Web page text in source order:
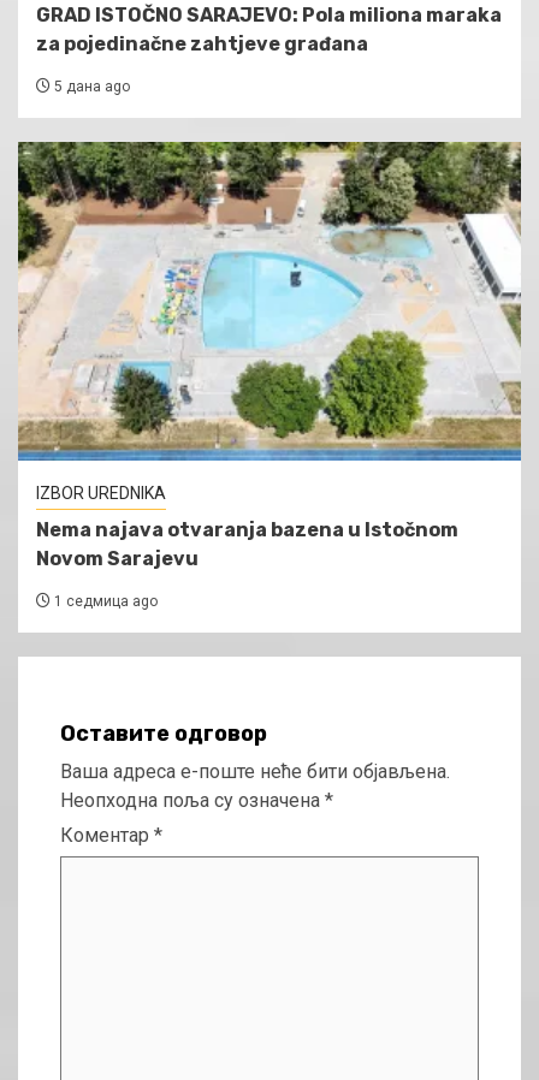
GRAD ISTOČNO SARAJEVO: Pola miliona maraka
za pojedinačne zahtjeve građana
5 дана ago
IZBOR UREDNIKA
Nema najava otvaranja bazena u Istočnom
Novom Sarajevu
1 седмица ago
Оставите одговор
Ваша адреса е-поште неће бити објављена.
Неопходна поља су означена *
Коментар *